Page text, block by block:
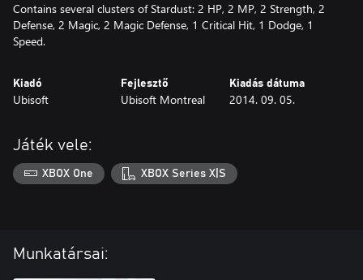
Contains several clusters of Stardust: 2 HP, 2 MP, 2 Strength, 2
Defense, 2 Magic, 2 Magic Defense, 1 Critical Hit, 1 Dodge, 1
Speed.
Kiadó
Ubisoft
Fejlesztő
Ubisoft Montreal
Kiadás dátuma
2014. 09. 05.
Játék vele:
XBOX One XBOX Series X|S
Munkatársai: